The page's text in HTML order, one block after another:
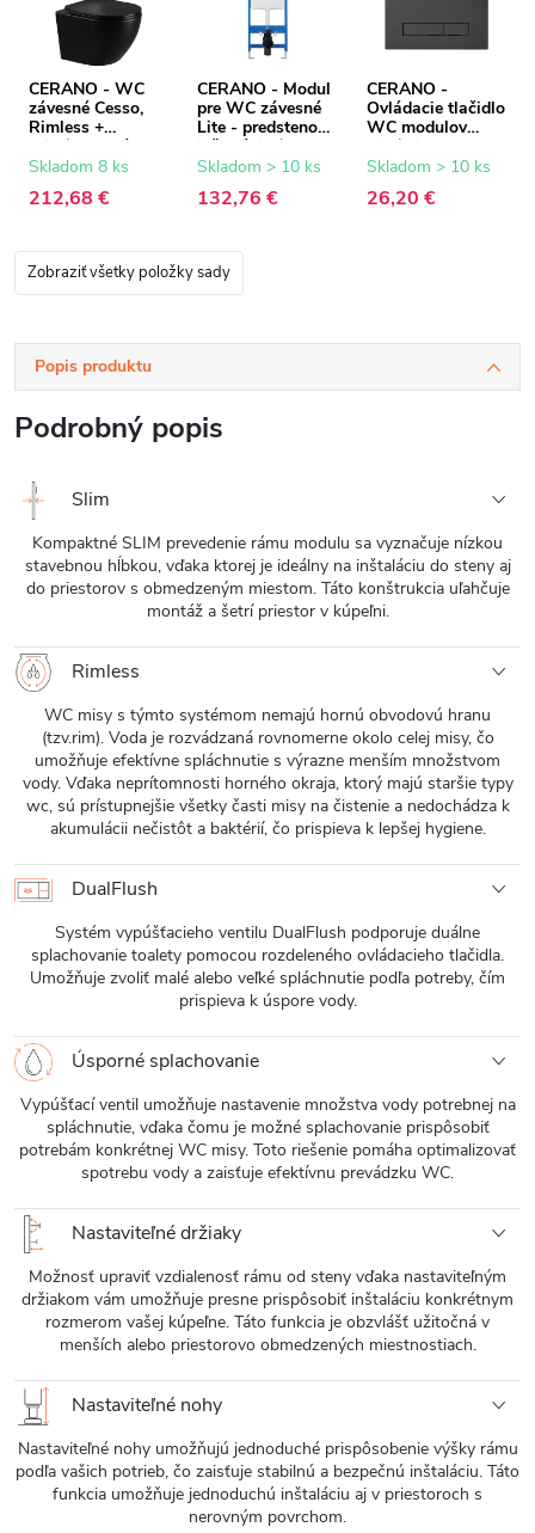
CERANO - WC
závesné Cesso,
Rimless +
Slim/UF sedátko -
čierna lesklá -
Skladom 8 ks
212,68 €
CERANO - Modul
pre WC závesné
Lite - predstenová
inštalácia /
sadrokartón -
Skladom > 10 ks
132,76 €
CERANO -
Ovládacie tlačidlo
WC modulov
Lite/Slim - ABS -
čierna
Skladom > 10 ks
26,20 €
Zobraziť všetky položky sady
Popis produktu
Podrobný popis
Slim
Kompaktné SLIM prevedenie rámu modulu sa vyznačuje nízkou
stavebnou hĺbkou, vďaka ktorej je ideálny na inštaláciu do steny aj
do priestorov s obmedzeným miestom. Táto konštrukcia uľahčuje
montáž a šetrí priestor v kúpeľni.
Rimless
WC misy s týmto systémom nemajú hornú obvodovú hranu
(tzv.rim). Voda je rozvádzaná rovnomerne okolo celej misy, čo
umožňuje efektívne spláchnutie s výrazne menším množstvom
vody. Vďaka neprítomnosti horného okraja, ktorý majú staršie typy
wc, sú prístupnejšie všetky časti misy na čistenie a nedochádza k
akumulácii nečistôt a baktérií, čo prispieva k lepšej hygiene.
DualFlush
Systém vypúšťacieho ventilu DualFlush podporuje duálne
splachovanie toalety pomocou rozdeleného ovládacieho tlačidla.
Umožňuje zvoliť malé alebo veľké spláchnutie podľa potreby, čím
prispieva k úspore vody.
Úsporné splachovanie
Vypúšťací ventil umožňuje nastavenie množstva vody potrebnej na
spláchnutie, vďaka čomu je možné splachovanie prispôsobiť
potrebám konkrétnej WC misy. Toto riešenie pomáha optimalizovať
spotrebu vody a zaisťuje efektívnu prevádzku WC.
Nastaviteľné držiaky
Možnosť upraviť vzdialenosť rámu od steny vďaka nastaviteľným
držiakom vám umožňuje presne prispôsobiť inštaláciu konkrétnym
rozmerom vašej kúpeľne. Táto funkcia je obzvlášť užitočná v
menších alebo priestorovo obmedzených miestnostiach.
Nastaviteľné nohy
Nastaviteľné nohy umožňujú jednoduché prispôsobenie výšky rámu
podľa vašich potrieb, čo zaisťuje stabilnú a bezpečnú inštaláciu. Táto
funkcia umožňuje jednoduchú inštaláciu aj v priestoroch s
nerovným povrchom.